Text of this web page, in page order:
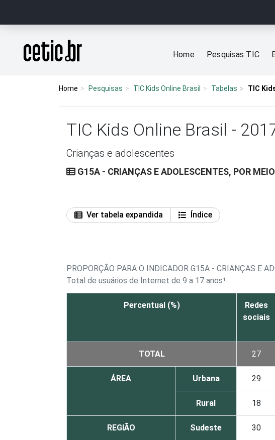
Página inicial
Home Pesquisas TIC
Home Pesquisas TIC Kids Online Brasil Tabelas TIC
TIC Kids Online Brasil -
Crianças e adolescentes
G15A - CRIANÇAS E ADOLESCENTES, POR
Ver tabela expandida
Índice
PROPORÇÃO PARA O INDICADOR G15A - CRIANÇAS E
Total de usuários de Internet de 9 a 17 anos¹
Percentual (%)
Redes
sociais
TOTAL 27
ÁREA Urbana 29
Rural 18
REGIÃO Sudeste 30